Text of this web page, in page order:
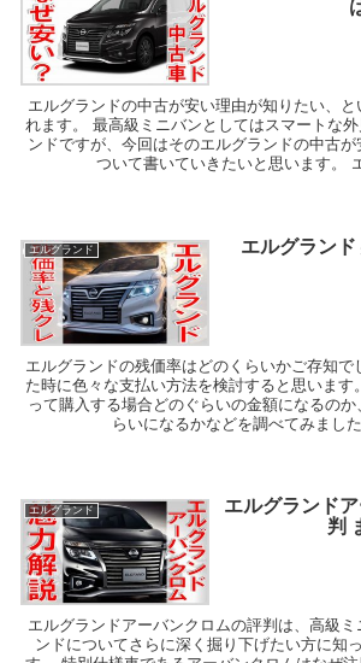
エルグランドの中古が安い理由が知りたい、
れます。 最高級ミニバンとしてはスマートな
ンドですが、今回はそのエルグランドの中古
ついて書いていきたいと思います。
エルグランド エルグラン
エルグランドの残価率はどのくらいかご存知で
た時に色々な支払い方法を検討すると思います
って購入する場合どのぐらいの金額になるの
らいになるかなどを調べてみました
エルグランド
エルグランド
判
エルグランドアーバンクロムの評判は、高級
ンドについてさらに深く掘り下げたい方に知